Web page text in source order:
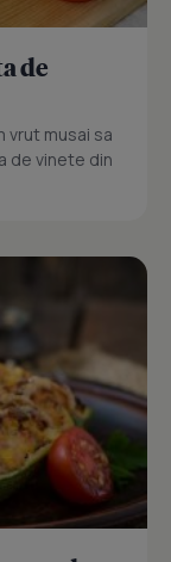
de
vrut musai sa
de vinete din